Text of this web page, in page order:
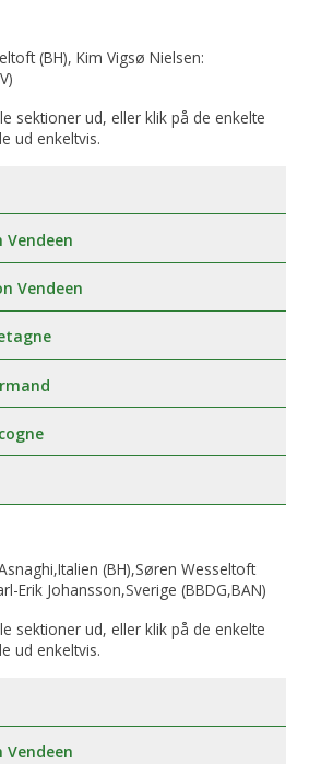
(BH), Kim Vigsø Nielsen:
sektioner ud, eller klik på de enkelte
ud enkeltvis.
Vendeen
(BH),Søren Wesseltoft
Erik Johansson,Sverige (BBDG,BAN)
sektioner ud, eller klik på de enkelte
ud enkeltvis.